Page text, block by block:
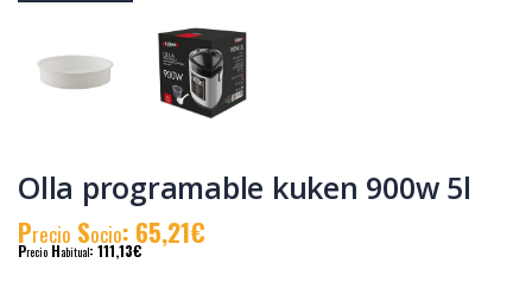
Olla programable kuken 900w 5l
Precio Socio: 65,21€
Precio Habitual: 111,13€